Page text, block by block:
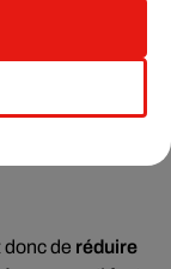
sont plus
Cela cause
forme
de réduire